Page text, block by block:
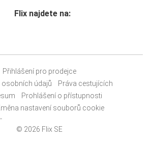
Flix najdete na:
Přihlášení pro prodejce
osobních údajů
Práva cestujících
Prohlášení o přístupnosti
nastavení souborů cookie
© 2026 Flix SE